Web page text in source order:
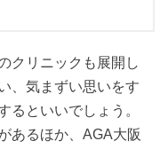
クリニックも展開し
、気まずい思いをす
るといいでしょう。
あるほか、AGA大阪